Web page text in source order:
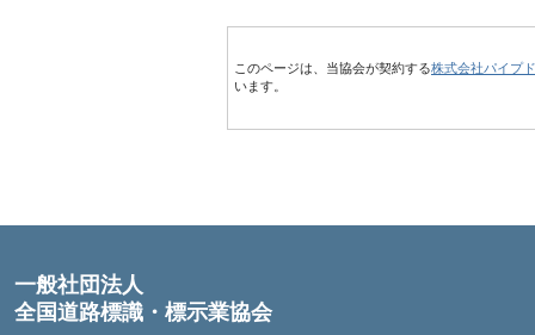
このページは、当協会が契約する株式会社パイプ
います。
一般社団法人
全国道路標識・標示業協会